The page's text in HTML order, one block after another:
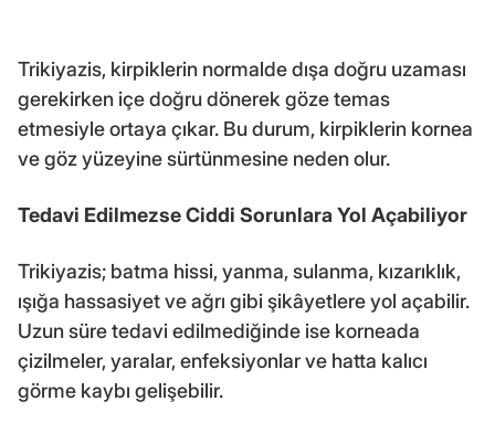
Trikiyazis, kirpiklerin normalde dışa doğru uzaması
gerekirken içe doğru dönerek göze temas
etmesiyle ortaya çıkar. Bu durum, kirpiklerin kornea
ve göz yüzeyine sürtünmesine neden olur.
Tedavi Edilmezse Ciddi Sorunlara Yol Açabiliyor
Trikiyazis; batma hissi, yanma, sulanma, kızarıklık,
ışığa hassasiyet ve ağrı gibi şikâyetlere yol açabilir.
Uzun süre tedavi edilmediğinde ise korneada
çizilmeler, yaralar, enfeksiyonlar ve hatta kalıcı
görme kaybı gelişebilir.